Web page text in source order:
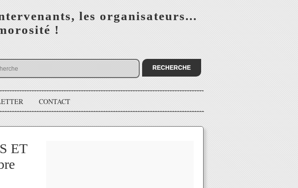
les organisateurs...
!
CONTACT
ET